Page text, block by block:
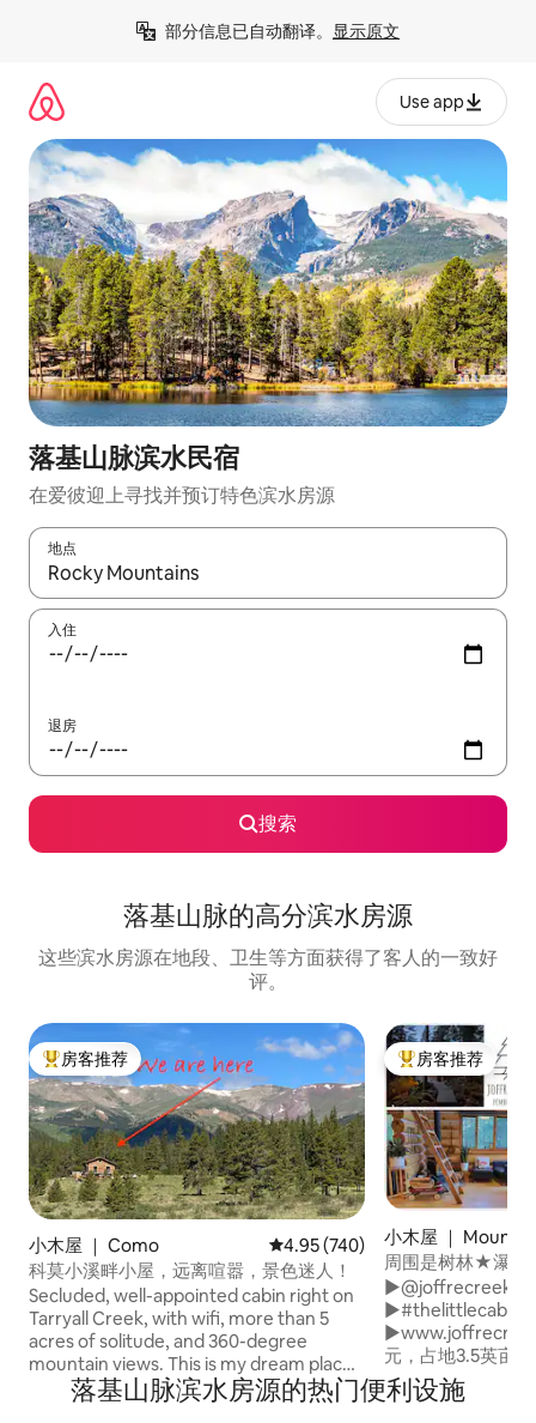
部分信息已自动翻译。 显示原文
Use app
落基山脉滨水民宿
在爱彼迎上寻找并预订特色滨水房源
地点
如有搜索结果，请使用上下方向键查看，或通过点击或滑动手势
入住
退房
搜索
落基山脉的高分滨水房源
这些滨水房源在地段、卫生等方面获得了客人的一致好
评。
热门「房客推荐」
房客推荐
小木屋 ｜ Como 平均评分 4.95 分（满分 5 分），
4.95 (740)
科莫小溪畔小屋，远离喧嚣，景色迷人！
Secluded, well-appointed cabin right on
Tarryall Creek, with wifi, more than 5
acres of solitude, and 360-degree
mountain views. This is my dream place
to escape, unwind, and listen to the
creek. It's remote and quiet, but
热门「房客推荐」
房客推荐
小木屋 ｜ Mount
周围是树林★瀑布
元，占地3.5英亩
制造的小木屋 +离
+室内柴火炉、室
落基山脉滨水房源的热门便利设施